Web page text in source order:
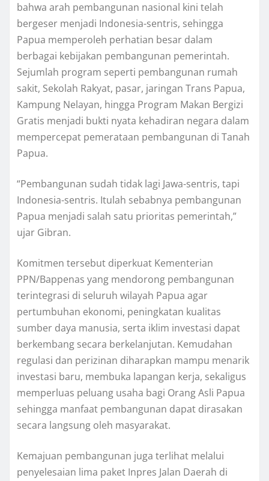
bahwa arah pembangunan nasional kini telah
bergeser menjadi Indonesia-sentris, sehingga
Papua memperoleh perhatian besar dalam
berbagai kebijakan pembangunan pemerintah.
Sejumlah program seperti pembangunan rumah
sakit, Sekolah Rakyat, pasar, jaringan Trans Papua,
Kampung Nelayan, hingga Program Makan Bergizi
Gratis menjadi bukti nyata kehadiran negara dalam
mempercepat pemerataan pembangunan di Tanah
Papua.
“Pembangunan sudah tidak lagi Jawa-sentris, tapi
Indonesia-sentris. Itulah sebabnya pembangunan
Papua menjadi salah satu prioritas pemerintah,”
ujar Gibran.
Komitmen tersebut diperkuat Kementerian
PPN/Bappenas yang mendorong pembangunan
terintegrasi di seluruh wilayah Papua agar
pertumbuhan ekonomi, peningkatan kualitas
sumber daya manusia, serta iklim investasi dapat
berkembang secara berkelanjutan. Kemudahan
regulasi dan perizinan diharapkan mampu menarik
investasi baru, membuka lapangan kerja, sekaligus
memperluas peluang usaha bagi Orang Asli Papua
sehingga manfaat pembangunan dapat dirasakan
secara langsung oleh masyarakat.
Kemajuan pembangunan juga terlihat melalui
penyelesaian lima paket Inpres Jalan Daerah di